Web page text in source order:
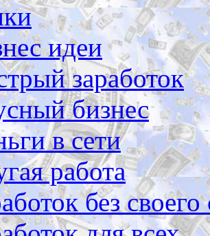
идеи
заработок
бизнес
в сети
работа
без своего